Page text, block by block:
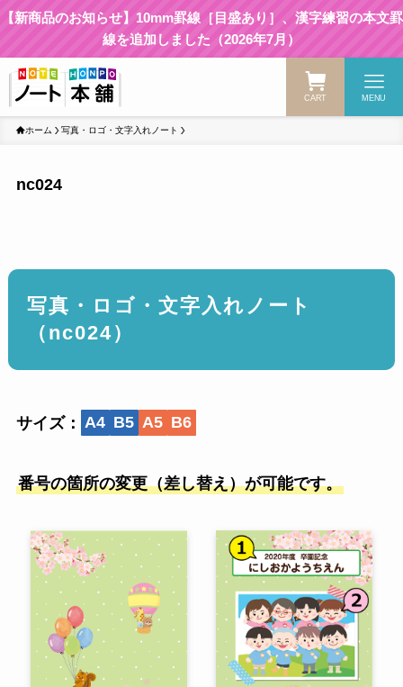
【新商品のお知らせ】10mm罫線［目盛あり］、漢字練習の本文罫
線を追加しました（2026年7月）
CART MENU
ホーム 写真・ロゴ・文字入れノート
nc024
写真・ロゴ・文字入れノート
（nc024）
サイズ： A4 B5 A5 B6
番号の箇所の変更（差し替え）が可能です。